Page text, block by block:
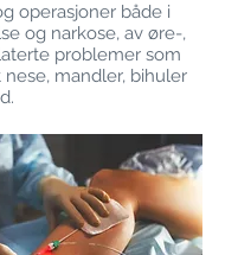
operasjoner både i
og narkose, av øre-,
problemer som
mandler, bihuler